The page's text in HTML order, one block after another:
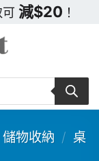
減$20 ！
儲物收納 / 桌